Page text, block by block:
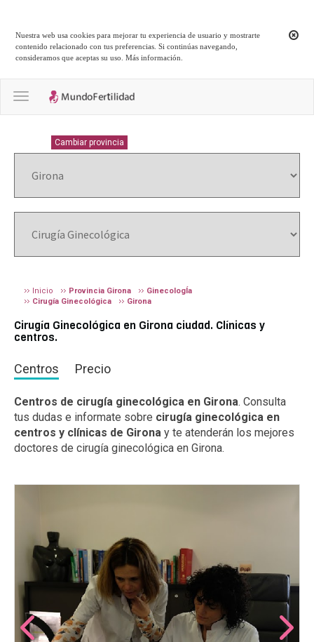
Nuestra web usa cookies para mejorar tu experiencia de usuario y mostrarte
contenido relacionado con tus preferencias. Si continúas navegando,
consideramos que aceptas su uso.Más información
Toggle navigation
Cambiar provincia
Inicio Provincia Girona
GinecologÍa
Cirugía Ginecológica
Girona
Cirugía Ginecológica en Girona ciudad. Clínicas y
centros.
Centros Precio
Centros de cirugía ginecológica en Girona. Consulta
tus dudas e informate sobre cirugía ginecológica en
centros y clínicas de Girona y te atenderán los mejores
doctores de cirugía ginecológica en Girona.